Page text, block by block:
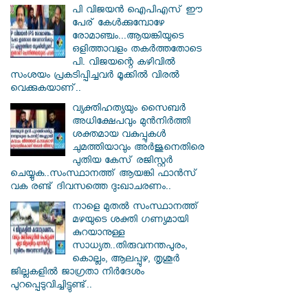
പി വിജയന്‍ ഐപിഎസ് ഈ
പേര് കേൾക്കുമ്പോഴേ
രോമാഞ്ചം...ആയങ്കിയുടെ
ഒളിത്താവളം തകര്‍ത്തതോടെ
പി. വിജയന്റെ കഴിവില്‍
സംശയം പ്രകടിപ്പിച്ചവര്‍ മൂക്കില്‍ വിരല്‍
വെക്കുകയാണ്..
വ്യക്തിഹത്യയും സൈബര്‍
അധിക്ഷേപവും മുന്‍നിര്‍ത്തി
ശക്തമായ വകുപ്പുകള്‍
ചുമത്തിയാവും അർജുനെതിരെ
പുതിയ കേസ് രജിസ്റ്റര്‍
ചെയ്യുക..സംസ്ഥാനത്ത് ആയങ്കി ഫാൻസ്
വക രണ്ട് ദിവസത്തെ ദുഃഖാചരണം..
നാളെ മുതൽ സംസ്ഥാനത്ത്
മഴയുടെ ശക്തി ഗണ്യമായി
കുറയാനുള്ള
സാധ്യത..തിരുവനന്തപുരം,
കൊല്ലം, ആലപ്പുഴ, തൃശൂർ
ജില്ലകളിൽ ജാഗ്രതാ നിർദേശം
പുറപ്പെടുവിച്ചിട്ടുണ്ട്..